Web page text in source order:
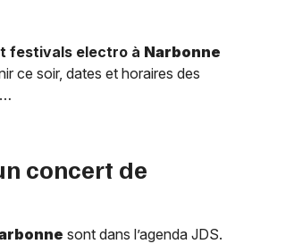
festivals electro à Narbonne
ce soir, dates et horaires des
concert de
sont dans l’agenda JDS.